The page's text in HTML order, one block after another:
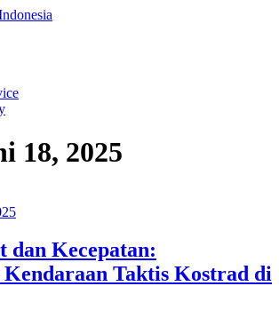
18, 2025
dan Kecepatan:
Taktis Kostrad di